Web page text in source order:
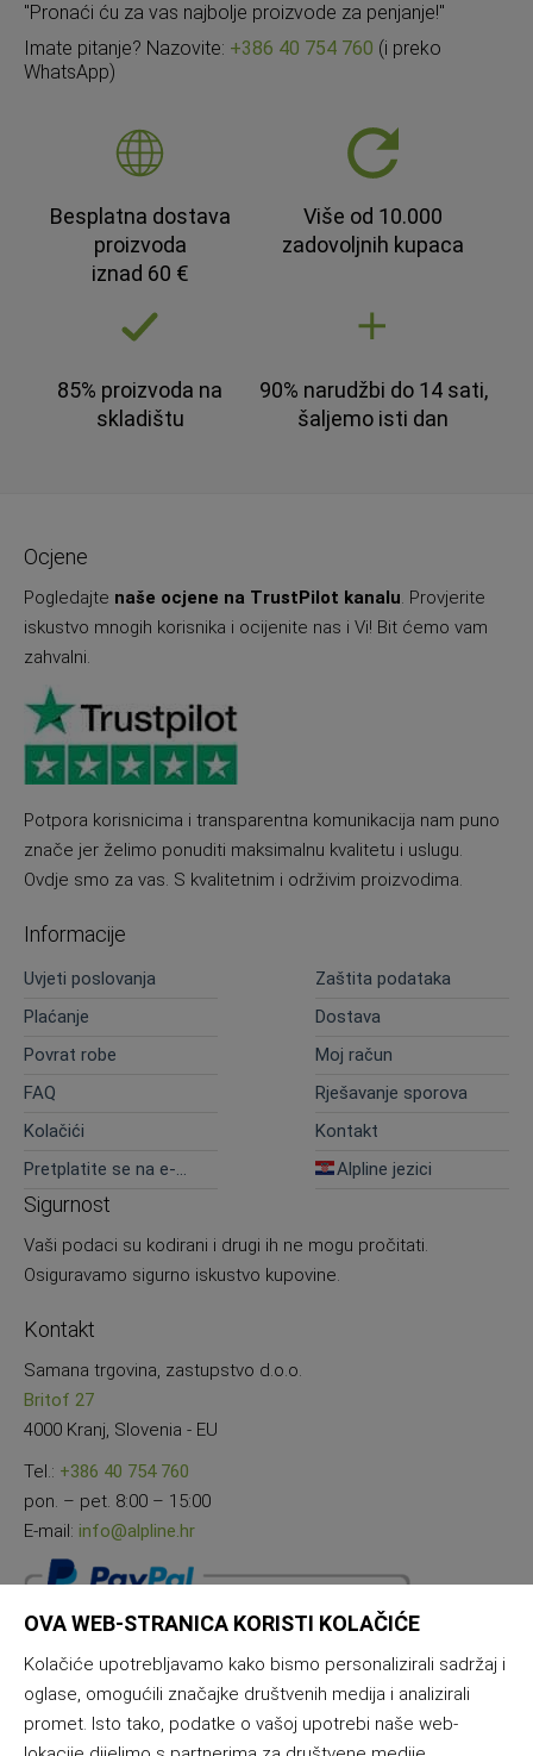
"Pronaći ću za vas najbolje proizvode za penjanje!"
Imate pitanje? Nazovite: +386 40 754 760 (i preko
WhatsApp)
Besplatna dostava
proizvoda
iznad 60 €
Više od 10.000
zadovoljnih kupaca
85% proizvoda na
skladištu
90% narudžbi do 14 sati,
šaljemo isti dan
Ocjene
Pogledajte naše ocjene na TrustPilot kanalu. Provjerite
iskustvo mnogih korisnika i ocijenite nas i Vi! Bit ćemo vam
zahvalni.
Potpora korisnicima i transparentna komunikacija nam puno
znače jer želimo ponuditi maksimalnu kvalitetu i uslugu.
Ovdje smo za vas. S kvalitetnim i održivim proizvodima.
Informacije
Uvjeti poslovanja
Zaštita podataka
Plaćanje
Dostava
Povrat robe
Moj račun
FAQ
Rješavanje sporova
Kolačići
Kontakt
Pretplatite se na e-
Alpline jezici
Sigurnost
Vaši podaci su kodirani i drugi ih ne mogu pročitati.
Osiguravamo sigurno iskustvo kupovine.
Kontakt
Samana trgovina, zastupstvo d.o.o.
Britof 27
4000 Kranj, Slovenia - EU
Tel.: +386 40 754 760
pon. – pet. 8:00 – 15:00
E-mail: info@alpline.hr
OVA WEB-STRANICA KORISTI KOLAČIĆE
Kolačiće upotrebljavamo kako bismo personalizirali sadržaj i
oglase, omogućili značajke društvenih medija i analizirali
promet. Isto tako, podatke o vašoj upotrebi naše web-